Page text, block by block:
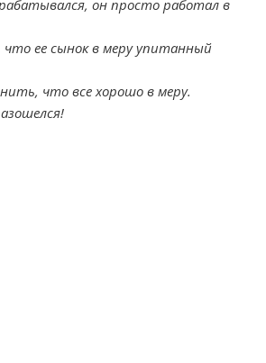
он просто работал в
ее сынок в меру упитанный
что все хорошо в меру.